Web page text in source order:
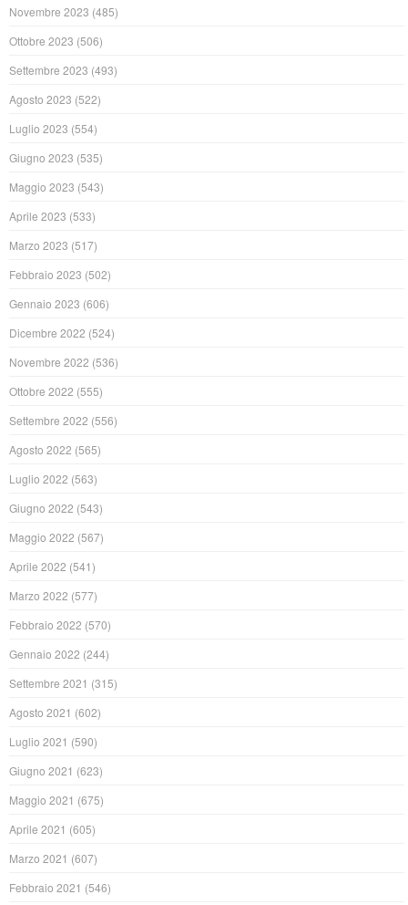
Novembre 2023 (485)
Ottobre 2023 (506)
Settembre 2023 (493)
Agosto 2023 (522)
Luglio 2023 (554)
Giugno 2023 (535)
Maggio 2023 (543)
Aprile 2023 (533)
Marzo 2023 (517)
Febbraio 2023 (502)
Gennaio 2023 (606)
Dicembre 2022 (524)
Novembre 2022 (536)
Ottobre 2022 (555)
Settembre 2022 (556)
Agosto 2022 (565)
Luglio 2022 (563)
Giugno 2022 (543)
Maggio 2022 (567)
Aprile 2022 (541)
Marzo 2022 (577)
Febbraio 2022 (570)
Gennaio 2022 (244)
Settembre 2021 (315)
Agosto 2021 (602)
Luglio 2021 (590)
Giugno 2021 (623)
Maggio 2021 (675)
Aprile 2021 (605)
Marzo 2021 (607)
Febbraio 2021 (546)